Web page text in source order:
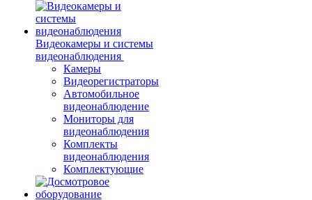
Видеокамеры и системы
видеонаблюдения
Камеры
Видеорегистраторы
Автомобильное
видеонаблюдение
Мониторы для
видеонаблюдения
Комплекты
видеонаблюдения
Комплектующие